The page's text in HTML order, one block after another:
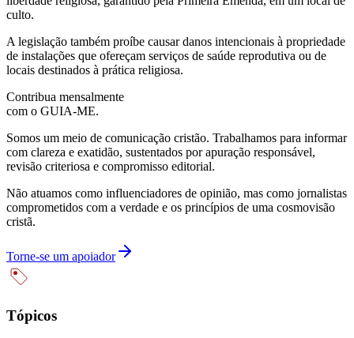
culto.
A legislação também proíbe causar danos intencionais à propriedade
de instalações que ofereçam serviços de saúde reprodutiva ou de
locais destinados à prática religiosa.
Contribua mensalmente
com o GUIA-ME.
Somos um meio de comunicação cristão. Trabalhamos para informar
com clareza e exatidão, sustentados por apuração responsável,
revisão criteriosa e compromisso editorial.
Não atuamos como influenciadores de opinião, mas como jornalistas
comprometidos com a verdade e os princípios de uma cosmovisão
cristã.
Torne-se um apoiador
Tópicos